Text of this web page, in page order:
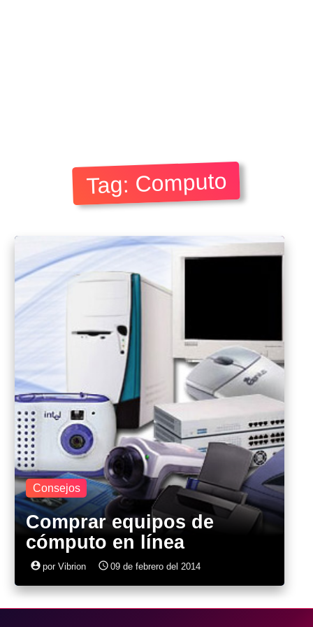
Tag: Computo
Consejos
Comprar equipos de
cómputo en línea
account_circle por Vibrion access_time 09 de febrero del 2014